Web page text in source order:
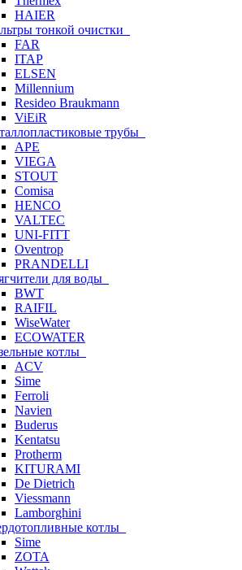
HAIER
тонкой очистки
FAR
ITAP
ELSEN
Millennium
Resideo Braukmann
ViEiR
трубы
APE
VIEGA
STOUT
Comisa
HENCO
VALTEC
UNI-FITT
Oventrop
PRANDELLI
для воды
BWT
RAIFIL
WiseWater
ECOWATER
котлы
ACV
Sime
Ferroli
Navien
Buderus
Kentatsu
Protherm
KITURAMI
De Dietrich
Viessmann
Lamborghini
котлы
Sime
ZOTA